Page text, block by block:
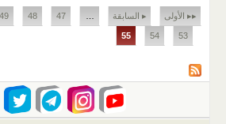
الصفحات
▸▸ الأولى ▸ السابقة 47
48
49
53
54
55